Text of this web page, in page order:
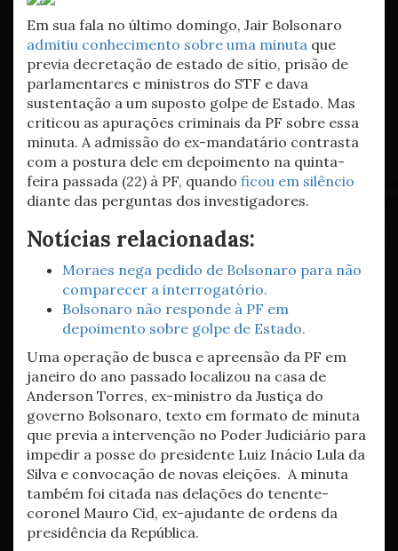
Em sua fala no último domingo, Jair Bolsonaro
admitiu conhecimento sobre uma minuta que
previa decretação de estado de sítio, prisão de
parlamentares e ministros do STF e dava
sustentação a um suposto golpe de Estado. Mas
criticou as apurações criminais da PF sobre essa
minuta. A admissão do ex-mandatário contrasta
com a postura dele em depoimento na quinta-
feira passada (22) à PF, quando ficou em silêncio
diante das perguntas dos investigadores.
Notícias relacionadas:
Moraes nega pedido de Bolsonaro para não
comparecer a interrogatório.
Bolsonaro não responde à PF em
depoimento sobre golpe de Estado.
Uma operação de busca e apreensão da PF em
janeiro do ano passado localizou na casa de
Anderson Torres, ex-ministro da Justiça do
governo Bolsonaro, texto em formato de minuta
que previa a intervenção no Poder Judiciário para
impedir a posse do presidente Luiz Inácio Lula da
Silva e convocação de novas eleições. A minuta
também foi citada nas delações do tenente-
coronel Mauro Cid, ex-ajudante de ordens da
presidência da República.